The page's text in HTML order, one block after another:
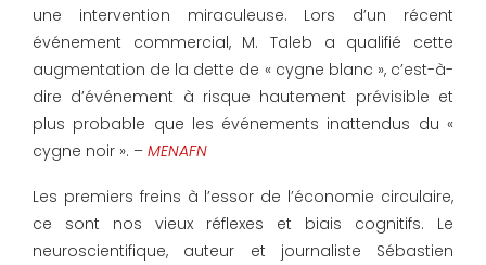
une intervention miraculeuse. Lors d’un récent
événement commercial, M. Taleb a qualifié cette
augmentation de la dette de « cygne blanc », c’est-à-
dire d’événement à risque hautement prévisible et
plus probable que les événements inattendus du «
cygne noir ». – MENAFN
Les premiers freins à l’essor de l’économie circulaire,
ce sont nos vieux réflexes et biais cognitifs. Le
neuroscientifique, auteur et journaliste Sébastien